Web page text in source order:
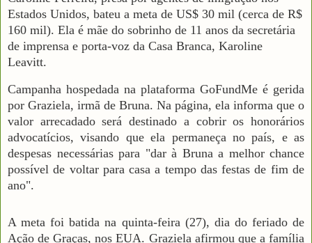
Estados Unidos, bateu a meta de US$ 30 mil (cerca de R$
160 mil). Ela é mãe do sobrinho de 11 anos da secretária
de imprensa e porta-voz da Casa Branca, Karoline
Leavitt.
Campanha hospedada na plataforma GoFundMe é gerida
por Graziela, irmã de Bruna. Na página, ela informa que o
valor arrecadado será destinado a cobrir os honorários
advocatícios, visando que ela permaneça no país, e as
despesas necessárias para "dar à Bruna a melhor chance
possível de voltar para casa a tempo das festas de fim de
ano".
A meta foi batida na quinta-feira (27), dia do feriado de
Ação de Graças, nos EUA. Graziela afirmou que a família